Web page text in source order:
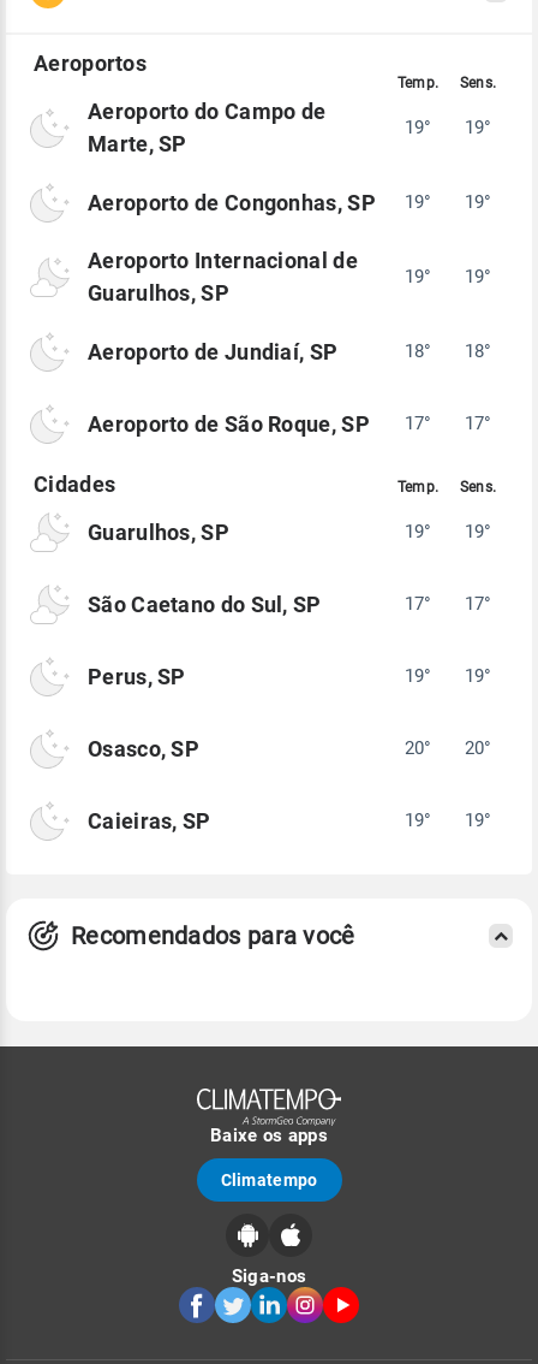
Aeroporto do Campo de
Marte, SP
19° 19°
Aeroporto de Congonhas, SP 19° 19°
Aeroporto Internacional de
Guarulhos, SP
19° 19°
Aeroporto de Jundiaí, SP 18° 18°
Aeroporto de São Roque, SP 17° 17°
Guarulhos, SP 19° 19°
São Caetano do Sul, SP 17° 17°
Perus, SP 19° 19°
Osasco, SP 20° 20°
Caieiras, SP 19° 19°
Recomendados para você
Baixe os apps
Climatempo
Siga-nos